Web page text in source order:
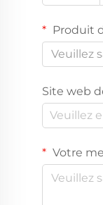
Produit
Veuillez
Site web
Votre